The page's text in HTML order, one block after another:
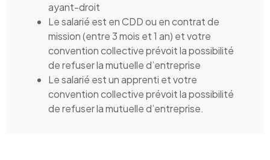
ayant-droit
Le salarié est en CDD ou en contrat de
mission (entre 3 mois et 1 an) et votre
convention collective prévoit la possibilité
de refuser la mutuelle d’entreprise
Le salarié est un apprenti et votre
convention collective prévoit la possibilité
de refuser la mutuelle d’entreprise.